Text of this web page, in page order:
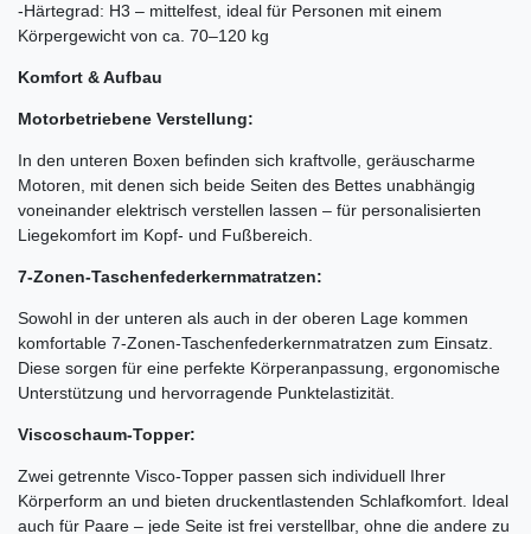
-Härtegrad: H3 – mittelfest, ideal für Personen mit einem
Körpergewicht von ca. 70–120 kg
Komfort & Aufbau
Motorbetriebene Verstellung:
In den unteren Boxen befinden sich kraftvolle, geräuscharme
Motoren, mit denen sich beide Seiten des Bettes unabhängig
voneinander elektrisch verstellen lassen – für personalisierten
Liegekomfort im Kopf- und Fußbereich.
7-Zonen-Taschenfederkernmatratzen:
Sowohl in der unteren als auch in der oberen Lage kommen
komfortable 7-Zonen-Taschenfederkernmatratzen zum Einsatz.
Diese sorgen für eine perfekte Körperanpassung, ergonomische
Unterstützung und hervorragende Punktelastizität.
Viscoschaum-Topper:
Zwei getrennte Visco-Topper passen sich individuell Ihrer
Körperform an und bieten druckentlastenden Schlafkomfort. Ideal
auch für Paare – jede Seite ist frei verstellbar, ohne die andere zu